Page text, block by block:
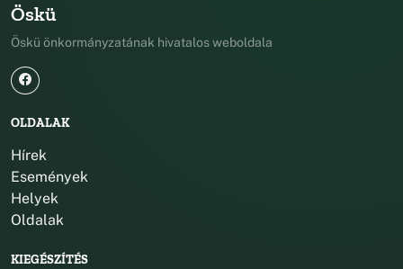
Öskü
Öskü önkormányzatának hivatalos weboldala
OLDALAK
Hírek
Események
Helyek
Oldalak
KIEGÉSZÍTÉS